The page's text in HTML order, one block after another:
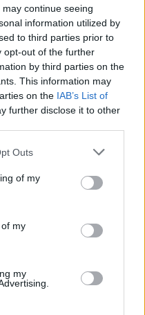
continue seeing
information utilized by
to third parties prior to
opt-out of the further
by third parties on the
This information may
on the IAB’s List of
further disclose it to other
Outs
of my
my
my
adottati a
dall'epidemia di
PMI - Modifica
SULLA SEZIONE
DEL DECRETO-LEGGE